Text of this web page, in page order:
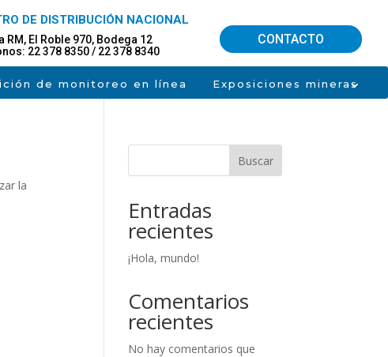
DE DISTRIBUCIÓN NACIONAL
RM, El Roble 970, Bodega 12
22 378 8350 / 22 378 8340
CONTACTO
de monitoreo en línea Exposiciones mineras
la
Buscar
Entradas
recientes
¡Hola, mundo!
Comentarios
recientes
No hay comentarios que